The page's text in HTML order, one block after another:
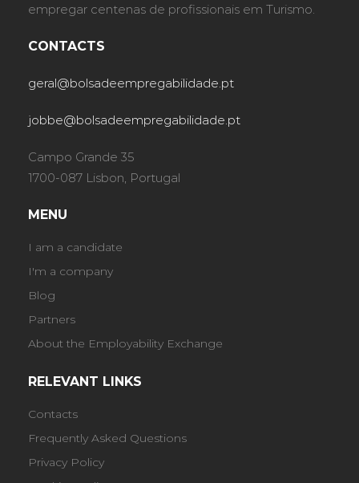
empregar centenas de profissionais em Turismo.
CONTACTS
geral@bolsadeempregabilidade.pt
jobbe@bolsadeempregabilidade.pt
Campo Grande 35
1700-087 Lisbon, Portugal
MENU
I am a candidate
I'm a company
Blog
Partners
About the Employability Exchange
RELEVANT LINKS
Contacts
Frequently Asked Questions
Privacy Policy